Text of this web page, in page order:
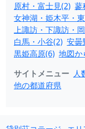
原村・富士見(2) 蓼
女神湖・姫木平・
上諏訪・下諏訪・
白馬・小谷(2) 安曇
黒姫高原(6) 地図か
サイトメニュー 人
他の都道府県